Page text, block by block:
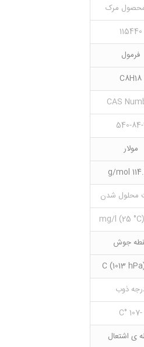
مرک
115440
فرمول
C8H18
CAS
540-84-
مولار
محلول شدن
جوش
ذوب
-107 °C
ی اشتعال